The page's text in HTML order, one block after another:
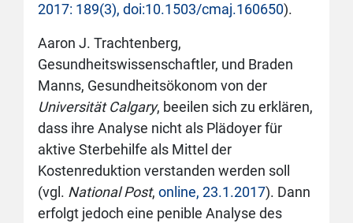
2017: 189(3), doi:10.1503/cmaj.160650).
Aaron J. Trachtenberg,
Gesundheitswissenschaftler, und Braden
Manns, Gesundheitsökonom von der
Universität Calgary, beeilen sich zu erklären,
dass ihre Analyse nicht als Plädoyer für
aktive Sterbehilfe als Mittel der
Kostenreduktion verstanden werden soll
(vgl. National Post, online, 23.1.2017). Dann
erfolgt jedoch eine penible Analyse des